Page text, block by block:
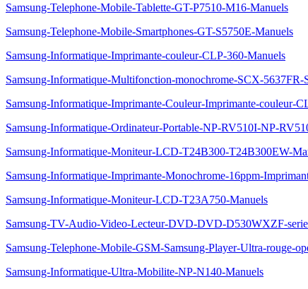
Samsung-Telephone-Mobile-Tablette-GT-P7510-M16-Manuels
Samsung-Telephone-Mobile-Smartphones-GT-S5750E-Manuels
Samsung-Informatique-Imprimante-couleur-CLP-360-Manuels
Samsung-Informatique-Multifonction-monochrome-SCX-
Samsung-Informatique-Imprimante-Couleur-Imprimante-couleur-
Samsung-Informatique-Ordinateur-Portable-NP-RV510I-NP-
Samsung-Informatique-Moniteur-LCD-T24B300-T24B300EW-
Samsung-Informatique-Imprimante-Monochrome-16ppm-
Samsung-Informatique-Moniteur-LCD-T23A750-Manuels
Samsung-TV-Audio-Video-Lecteur-DVD-DVD-D530WXZF-
Samsung-Telephone-Mobile-GSM-Samsung-Player-Ultra-rouge-
Samsung-Informatique-Ultra-Mobilite-NP-N140-Manuels